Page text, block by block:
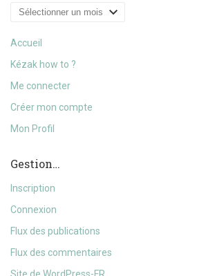
Archives
Accueil
Kézak how to ?
Me connecter
Créer mon compte
Mon Profil
Gestion…
Inscription
Connexion
Flux des publications
Flux des commentaires